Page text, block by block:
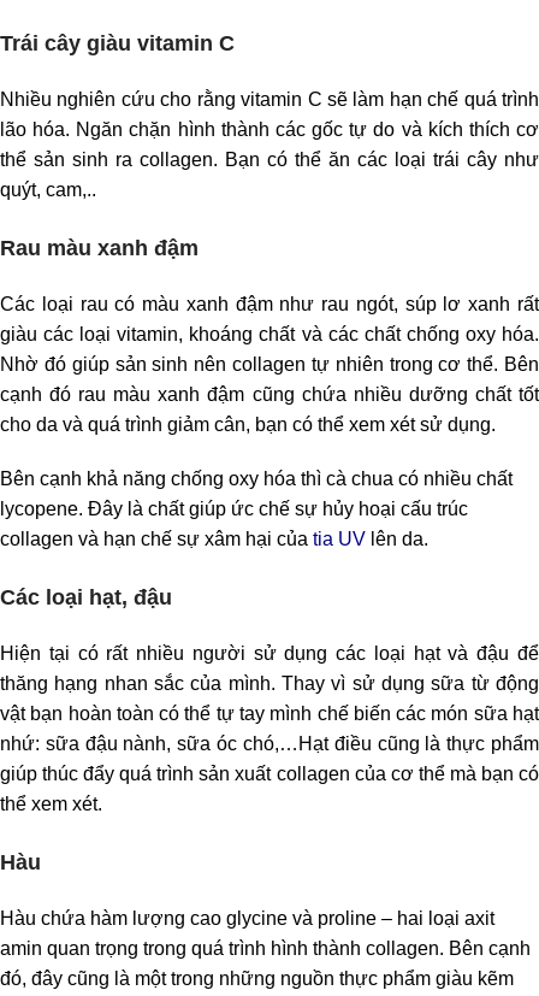
Trái cây giàu vitamin C
Nhiều nghiên cứu cho rằng vitamin C sẽ làm hạn chế quá trình
lão hóa. Ngăn chặn hình thành các gốc tự do và kích thích cơ
thể sản sinh ra collagen. Bạn có thể ăn các loại trái cây như
quýt, cam,..
Rau màu xanh đậm
Các loại rau có màu xanh đậm như rau ngót, súp lơ xanh rất
giàu các loại vitamin, khoáng chất và các chất chống oxy hóa.
Nhờ đó giúp sản sinh nên collagen tự nhiên trong cơ thể. Bên
cạnh đó rau màu xanh đậm cũng chứa nhiều dưỡng chất tốt
cho da và quá trình giảm cân, bạn có thể xem xét sử dụng.
Bên cạnh khả năng chống oxy hóa thì cà chua có nhiều chất
lycopene. Đây là chất giúp ức chế sự hủy hoại cấu trúc
collagen và hạn chế sự xâm hại của tia UV lên da.
Các loại hạt, đậu
Hiện tại có rất nhiều người sử dụng các loại hạt và đậu để
thăng hạng nhan sắc của mình. Thay vì sử dụng sữa từ động
vật bạn hoàn toàn có thể tự tay mình chế biến các món sữa hạt
nhứ: sữa đậu nành, sữa óc chó,… Hạt điều cũng là thực phẩm
giúp thúc đẩy quá trình sản xuất collagen của cơ thể mà bạn có
thể xem xét.
Hàu
Hàu chứa hàm lượng cao glycine và proline – hai loại axit
amin quan trọng trong quá trình hình thành collagen. Bên cạnh
đó, đây cũng là một trong những nguồn thực phẩm giàu kẽm